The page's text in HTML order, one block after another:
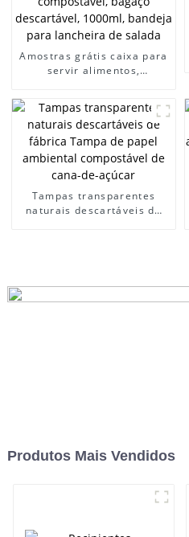
Amostras grátis caixa para
servir alimentos,
descartável, 1000ml,
bandeja para lancheira de
salada
Tampas transparentes
naturais descartáveis ​​de
Produtos Mais Vendidos